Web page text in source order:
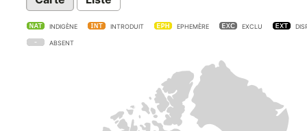
INDIGÈNE INTRODUIT EPHEMÈRE EXCLU
ABSENT